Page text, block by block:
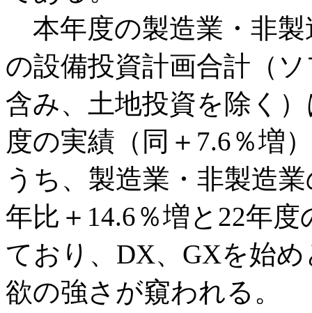
本年度の製造業・非製
の設備投資計画合計（
含み、土地投資を除く
度の実績（同＋7.6％増
うち、製造業・非製造
年比＋14.6％増と22年
ており、DX、GXを始
欲の強さが窺われる。